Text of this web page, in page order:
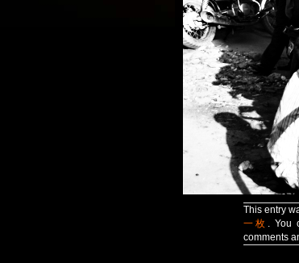
This entry
一枚
. You
comments